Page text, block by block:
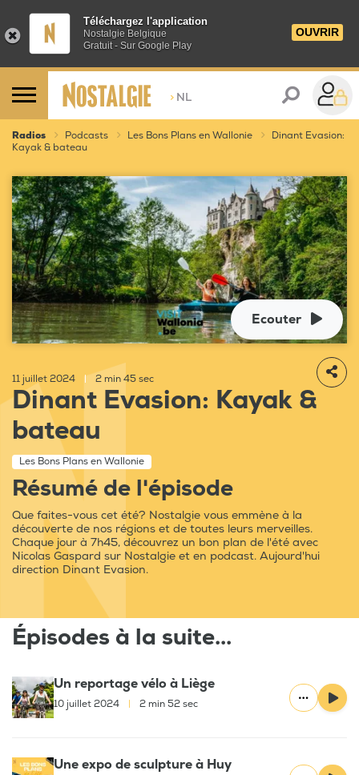
Téléchargez l'application
Nostalgie Belgique
Gratuit - Sur Google Play
OUVRIR
> NL
Radios Podcasts Les Bons Plans en Wallonie
Dinant Evasion:
Kayak & bateau
Ecouter
11 juillet 2024 | 2 min 45 sec
Dinant Evasion: Kayak &
bateau
Les Bons Plans en Wallonie
Résumé de l'épisode
Que faites-vous cet été? Nostalgie vous emmène à la
découverte de nos régions et de toutes leurs merveilles.
Chaque jour à 7h45, découvrez un bon plan de l'été avec
Nicolas Gaspard sur Nostalgie et en podcast. Aujourd'hui
direction Dinant Evasion.
Épisodes à la suite...
Un reportage vélo à Liège
10 juillet 2024 2 min 52 sec
Une expo de sculpture à Huy